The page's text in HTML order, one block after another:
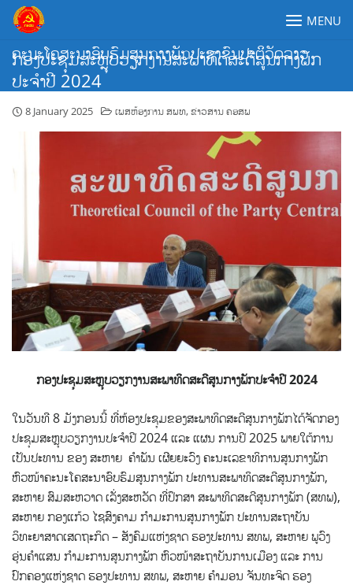
Skip
content
ຄະນະໂຄສະນາອົບຮົມສູນກາງພັກປະຊາຊົນປະຕິວັດລາວ
MENU
ກອງປະຊຸມສະຫຼຸບວຽກງານສະພາທິດສະດີສູນກາງພັກ
ປະຈຳປີ 2024
8 January 2025 ເພສຫ້ອງການ ສພທ,ຂ່າວສານ ຄອສພ
ກອງປະຊຸມສະຫຼຸບວຽກງານສະພາທິດສະດີສູນກາງພັກປະຈຳປີ 2024
ໃນວັນທີ 8 ມັງກອນນີ້ ທີ່ຫ້ອງປະຊຸມຂອງສະພາທິດສະດີສູນກາງພັກໄດ້ຈັດກອງ
ປະຊຸມສະຫຼຸບວຽກງານປະຈຳປີ 2024 ແລະ ແຜນ ການປີ 2025ພາຍໃຕ້ການ
ເປັນປະທານ ຂອງ ສະຫາຍ ຄຳພັນ ເຜີຍຍະວົງ ຄະນະເລຂາທິການສູນກາງພັກ
ຫົວໜ້າຄະນະໂຄສະນາອົບຮົມສູນກາງພັກ ປະທານສະພາທິດສະດີສູນກາງພັກ,
ສະຫາຍ ສົມສະຫວາດ ເລັ່ງສະຫວັດ ທີ່ປຶກສາ ສະພາທິດສະດີສູນກາງພັກ (ສທພ),
ສະຫາຍ ກອງແກ້ວ ໄຊສົງຄາມ ກຳມະການສູນກາງພັກ ປະທານສະຖາບັນ
ວິທະຍາສາດເສດຖະກິດ – ສັງຄົມແຫ່ງຊາດ ຮອງປະທານ ສທພ, ສະຫາຍ ພູວົງ
ອຸ່ນຄຳແສນ ກຳມະການສູນກາງພັກ ຫົວໜ້າສະຖາບັນການເມືອງ ແລະ ການ
ປົກຄອງແຫ່ງຊາດ ຮອງປະທານ ສທພ, ສະຫາຍ ຄຳມອນ ຈັນທະຈິດ ຮອງ